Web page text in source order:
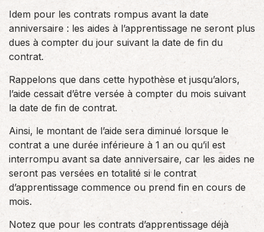
Idem pour les contrats rompus avant la date
anniversaire : les aides à l’apprentissage ne seront plus
dues à compter du jour suivant la date de fin du
contrat.
Rappelons que dans cette hypothèse et jusqu’alors,
l’aide cessait d’être versée à compter du mois suivant
la date de fin de contrat.
Ainsi, le montant de l’aide sera diminué lorsque le
contrat a une durée inférieure à 1 an ou qu’il est
interrompu avant sa date anniversaire, car les aides ne
seront pas versées en totalité si le contrat
d’apprentissage commence ou prend fin en cours de
mois.
Notez que pour les contrats d’apprentissage déjà